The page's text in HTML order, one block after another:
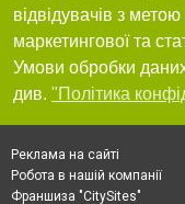
відвідувачів з
маркетингової та
Умови обробки даних
див. "Політика
Реклама на сайті
Робота в нашій компанії
Франшиза "CitySites"